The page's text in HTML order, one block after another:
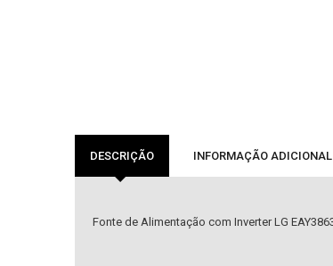
DESCRIÇÃO INFORMAÇÃO ADICIONAL
Fonte de Alimentação com Inverter LG